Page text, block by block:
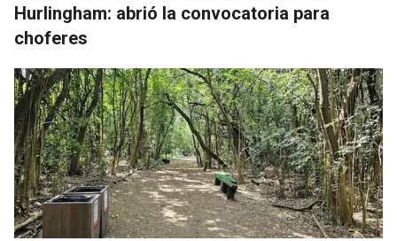
Hurlingham: abrió la convocatoria para
choferes